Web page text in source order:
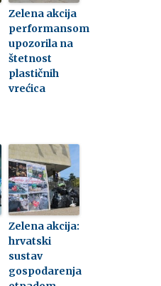
Zelena akcija
performansom
upozorila na
štetnost
plastičnih
vrećica
Zelena akcija:
hrvatski
sustav
gospodarenja